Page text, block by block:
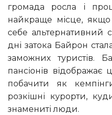
громада росла і
найкраще місце,
себе альтернативний
дні затока Байрон
заможних туристів.
пансіонів
побачити як
розкішні курорти,
знамениті люди.